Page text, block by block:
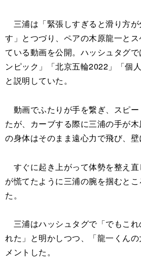
三浦は「緊張しすぎると滑り方が
す」とつづり、ペアの木原龍一と
ている動画を公開。ハッシュタグ
ンピック」「北京五輪2022」「個
と説明していた。
動画でふたりが手を繋ぎ、スピ
たが、カーブする際に三浦の手が
の身体はそのまま遠心力で飛び、壁
すぐに起き上がって体勢を整え
が慌てたように三浦の腕を掴むと
た。
三浦はハッシュタグで「でもこ
れた」と明かしつつ、「龍一くん
メントした。